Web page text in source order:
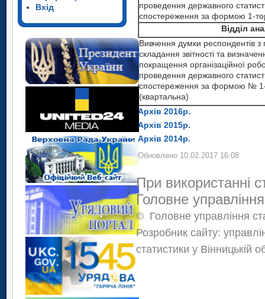
Вхід
проведення державного
спостереження за формою 1-
Відділ
Вивчення думки респондентів з
складання звітності та
покращення організаційної
проведення державного
спостереження за формою №
(квартальна)
Архів 2016р.
Архів 2015р.
Архів 2014р.
Обновлено 10.02.2017 16:08
При використанні
Головне
© Головне управління
Розробник сайту:
статистики у Вінницькій